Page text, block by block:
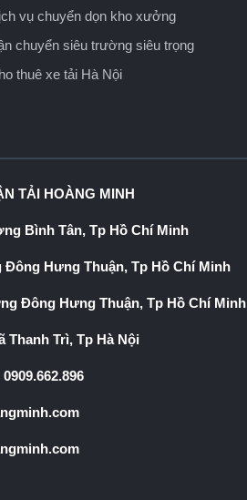
vụ chuyển dọn kho xưởng
chuyển siêu trường siêu trọng
thuê xe tải Hà Nội
TẢI HOÀNG MINH
Bình Tân, Tp Hồ Chí Minh
Hưng Thuận, Tp Hồ Chí Minh
Đông Hưng Thuận, Tp Hồ Chí Minh
Trì, Tp Hà Nội
0909.662.896